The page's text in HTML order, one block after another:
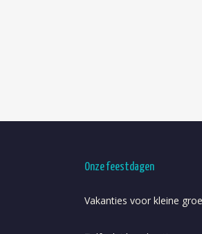
Onze feestdagen
Vakanties voor kleine